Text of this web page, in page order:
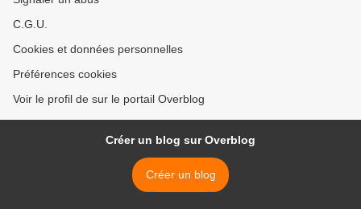
C.G.U.
Cookies et données personnelles
Préférences cookies
Voir le profil de sur le portail Overblog
Créer un blog sur Overblog
Créer un blog